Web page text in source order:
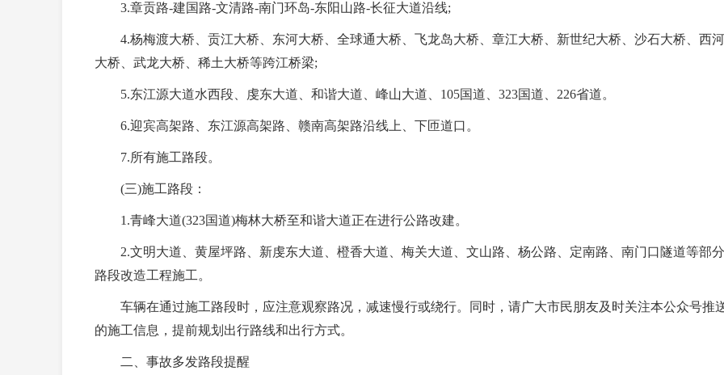
3.章贡路-建国路-文清路-南门环岛-东阳山路-长征大道沿线;
4.杨梅渡大桥、贡江大桥、东河大桥、全球通大桥、飞龙岛大桥、章江大桥、新世纪大桥、沙石大桥、西河
大桥、武龙大桥、稀土大桥等跨江桥梁;
5.东江源大道水西段、虔东大道、和谐大道、峰山大道、105国道、323国道、226省道。
6.迎宾高架路、东江源高架路、赣南高架路沿线上、下匝道口。
7.所有施工路段。
(三)施工路段：
1.青峰大道(323国道)梅林大桥至和谐大道正在进行公路改建。
2.文明大道、黄屋坪路、新虔东大道、橙香大道、梅关大道、文山路、杨公路、定南路、南门口隧道等部分
路段改造工程施工。
车辆在通过施工路段时，应注意观察路况，减速慢行或绕行。同时，请广大市民朋友及时关注本公众号推
的施工信息，提前规划出行路线和出行方式。
二、事故多发路段提醒